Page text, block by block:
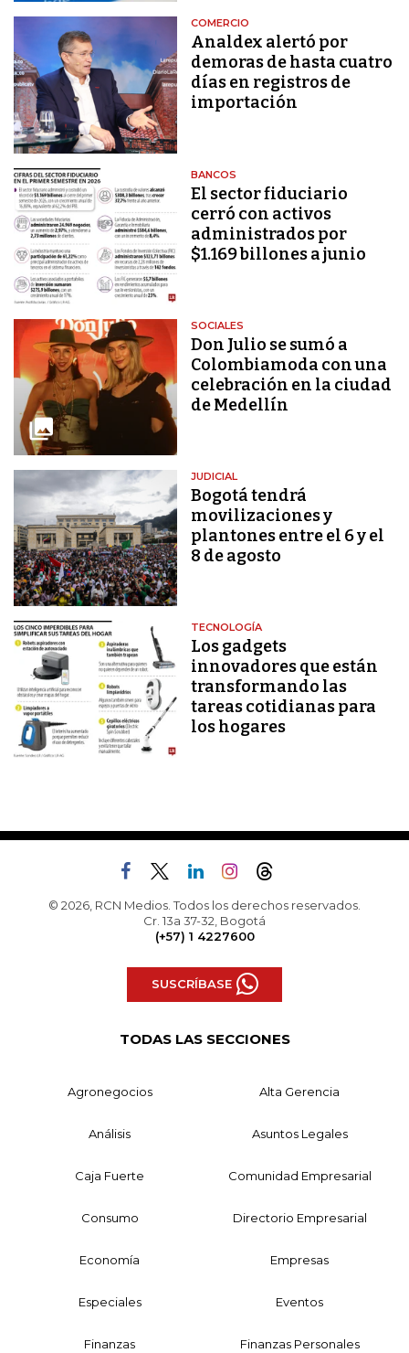
COMERCIO
Analdex alertó por
demoras de hasta cuatro
días en registros de
importación
BANCOS
El sector fiduciario
cerró con activos
administrados por
$1.169 billones a junio
SOCIALES
Don Julio se sumó a
Colombiamoda con una
celebración en la ciudad
de Medellín
JUDICIAL
Bogotá tendrá
movilizaciones y
plantones entre el 6 y el
8 de agosto
TECNOLOGÍA
Los gadgets
innovadores que están
transformando las
tareas cotidianas para
los hogares
© 2026, RCN Medios. Todos los derechos reservados.
Cr. 13a 37-32, Bogotá
(+57) 1 4227600
SUSCRÍBASE
TODAS LAS SECCIONES
Agronegocios Alta Gerencia
Análisis Asuntos Legales
Caja Fuerte Comunidad Empresarial
Consumo Directorio Empresarial
Economía Empresas
Especiales Eventos
Finanzas Finanzas Personales